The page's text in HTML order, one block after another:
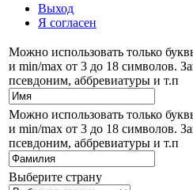
Выход
Я согласен
Можно использовать только
и min/max от 3 до 18 символов.
псевдоним, аббревиатуры и т.п
Можно использовать только
и min/max от 3 до 18 символов.
псевдоним, аббревиатуры и т.п
Выберите страну